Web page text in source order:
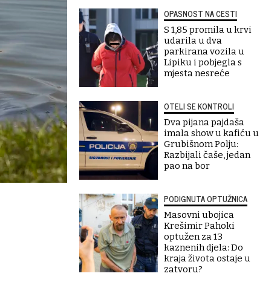
OPASNOST NA CESTI
S 1,85 promila u krvi
udarila u dva
parkirana vozila u
Lipiku i pobjegla s
mjesta nesreće
OTELI SE KONTROLI
Dva pijana pajdaša
imala show u kafiću u
Grubišnom Polju:
Razbijali čaše, jedan
pao na bor
PODIGNUTA OPTUŽNICA
Masovni ubojica
Krešimir Pahoki
optužen za 13
kaznenih djela: Do
kraja života ostaje u
zatvoru?